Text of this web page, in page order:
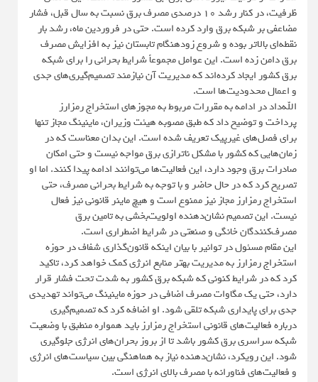
ظرفیت، در کنار رشد ۱۰ درصدی مصرف برق نسبت به سال قبل، فشار
مضاعفی بر شبکه برق وارد کرده است. حتی در فروردین ماه، رشد بار
نقطه‌ای بالاتر بوده و شروع زودهنگام تابستان نیز به افزایش مصرف
برق دامن زده است. این عوامل مجموعاً شرایط بحرانی را برای شبکه
برق کشور ایجاد کرده‌اند که مدیریت آن نیازمند تصمیم‌گیری‌های جدی
و اعمال محدودیت‌ها است.
الله‌داد در ادامه به مقررات مربوط به مجوزهای استخراج رمزارز
پرداخت و توضیح داد که طبق مصوبه هیئت وزیران، ماینینگ مجاز تنها
برای فصل‌های غیرپیک تعریف شده است. این بدان معناست که در
زمان‌هایی که کشور با مشکل ناترازی برق مواجه نیست و حتی امکان
صادرات برق وجود دارد، این فعالیت‌ها می‌توانند ادامه پیدا کنند. اما او
تصریح کرد که در حال حاضر و با توجه به شرایط بحرانی مصرف، حتی
استخراج رمزارز مجاز نیز ممنوع است و هیچ ماینر قانونی نیز فعال
نیست. این تصمیم نشان‌دهنده اولویت‌بخشی به تامین برق
مصرف‌کنندگان خانگی و صنعتی در شرایط اضطراری است.
این مقام مسئول در توانیر با بیان اینکه قانون‌گذاری شفاف در حوزه
استخراج رمزارز به مدیریت بهتر منابع انرژی کمک خواهد کرد، تاکید
کرد که در شرایط کنونی که شبکه برق کشور به شدت تحت فشار قرار
دارد، حتی یک مگاوات مصرف اضافی در حوزه ماینینگ می‌تواند تهدیدی
جدی برای پایداری شبکه تلقی شود. او اضافه کرد که تصمیم‌گیری
درباره فعالیت‌های قانونی استخراج رمزارز باید همواره منطبق با وضعیت
شبکه سراسری برق کشور باشد تا از بروز بحران‌های انرژی جلوگیری
شود. این رویکرد، نشان‌دهنده نیاز به هماهنگی بین سیاست‌های انرژی
و فعالیت‌های فناورانه با مصرف بالای انرژی است.